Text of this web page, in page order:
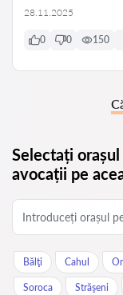
28.11.2025
0 0 150
Selectați
avocații pe
Bălţi Cahul
Soroca Străşeni